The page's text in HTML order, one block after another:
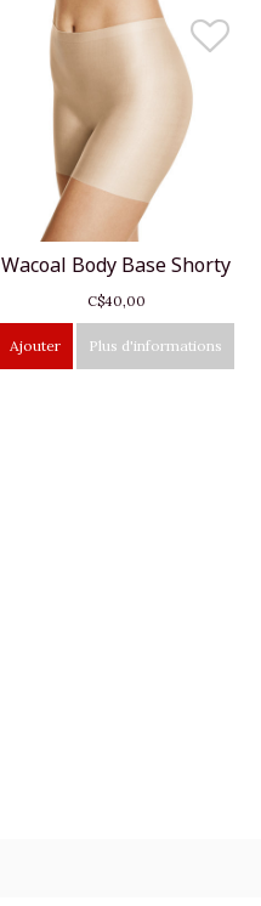
Wacoal Body Base Shorty
C$40,00
Ajouter Plus d'informations